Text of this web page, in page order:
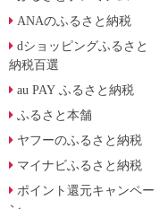
ANAのふるさと納税
dショッピングふるさと
納税百選
au PAY ふるさと納税
ふるさと本舗
ヤフーのふるさと納税
マイナビふるさと納税
ポイント還元キャンペー